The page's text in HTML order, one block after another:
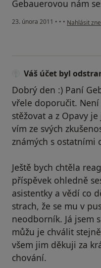
Gebauerovou nám
23. února 2011 • • • podle
Nahlásit
Váš účet byl
Dobrý den :) Paní
vřele doporučit.
stěžovat a z Opavy
vím ze svých
známých s ostatními
Ještě bych chtěla
příspěvek ohledně
asistentky a vědí co
strach, že se mu v
neodborník. Já jsem
můžu je chválit
všem jim děkuji za
chování.